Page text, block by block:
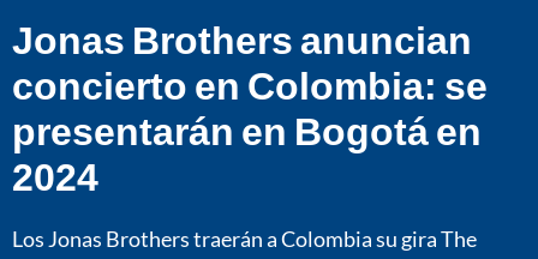
Jonas Brothers anuncian
concierto en Colombia: se
presentarán en Bogotá en
2024
Los Jonas Brothers traerán a Colombia su gira The